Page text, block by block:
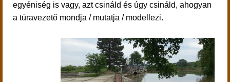
egyéniség is vagy, azt csináld és úgy csináld, ahogyan
a túravezető mondja / mutatja / modellezi.